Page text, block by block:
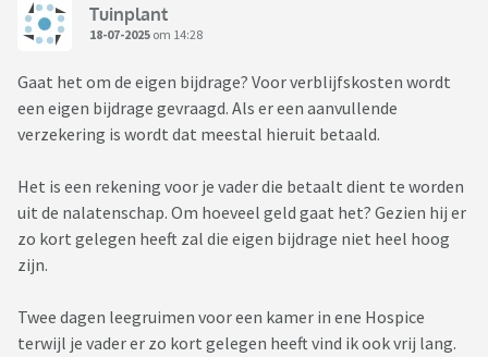
Tuinplant
18-07-2025 om 14:28
Gaat het om de eigen bijdrage? Voor verblijfskosten wordt
een eigen bijdrage gevraagd. Als er een aanvullende
verzekering is wordt dat meestal hieruit betaald.
Het is een rekening voor je vader die betaalt dient te worden
uit de nalatenschap. Om hoeveel geld gaat het? Gezien hij er
zo kort gelegen heeft zal die eigen bijdrage niet heel hoog
zijn.
Twee dagen leegruimen voor een kamer in ene Hospice
terwijl je vader er zo kort gelegen heeft vind ik ook vrij lang.